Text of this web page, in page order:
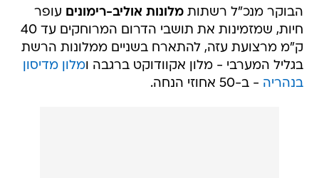
הבוקר מנכ"ל רשתותמלונות אוליב-רימונים עופר
חיות, שמזמינות את תושבי הדרום המרוחקים עד 40
ק"מ מרצועת עזה, להתארח בשניים ממלונות הרשת
בגליל המערבי - מלון אקוודוקט ברגבה ומלון מדיסון
בנהריה - ב-50 אחוזי הנחה.